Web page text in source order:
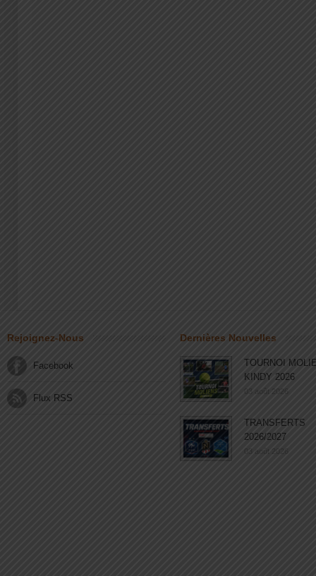
Rejoignez-Nous
Facebook
Flux RSS
Dernières Nouvelles
TOURNOI
KINDY 2026
03 août 2026
TRANSFERTS
2026/2027
03 août 2026